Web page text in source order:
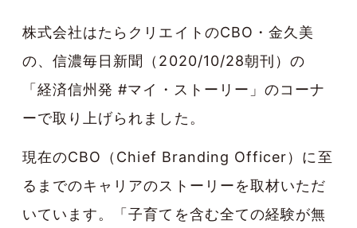
株式会社はたらクリエイトのCBO・金久美
の、信濃毎日新聞（2020/10/28朝刊）の
「経済信州発 #マイ・ストーリー」のコーナ
ーで取り上げられました。
現在のCBO（Chief Branding Officer）に至
るまでのキャリアのストーリーを取材いただ
いています。「子育てを含む全ての経験が無